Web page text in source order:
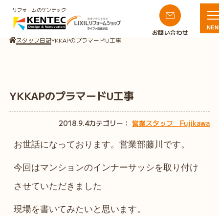
リフォームのケンテック
お問い合わせ
スタッフ日記YKKAPのプラマードU工事
YKKAPのプラマードU工事
2018.9.4カテゴリー： 営業スタッフ Fujikawa
お世話になっております。営業部藤川です。
今回はマンションのインナーサッシを取り付け
させていただきました
現場を書いてみたいと思います。